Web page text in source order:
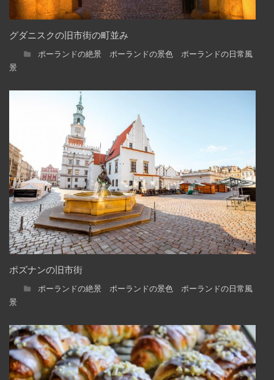
グダニスクの旧市街の町並み
ポーランドの絶景 ポーランドの景色 ポーランドの日常風
景
ポズナンの旧市街
ポーランドの絶景 ポーランドの景色 ポーランドの日常風
景